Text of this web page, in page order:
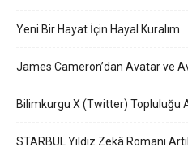
Yeni Bir Hayat İçin Hayal Kuralım
James Cameron’dan Avatar ve
Bilimkurgu X (Twitter) Topluluğu
STARBUL Yıldız Zekâ Romanı